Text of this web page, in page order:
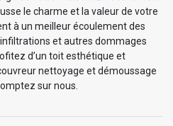
le charme et la valeur de votre
à un meilleur écoulement des
et autres dommages
d’un toit esthétique et
nettoyage et démoussage
sur nous.